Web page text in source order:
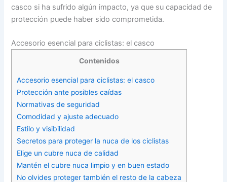
casco si ha sufrido algún impacto, ya que su capacidad de
protección puede haber sido comprometida.
Accesorio esencial para ciclistas: el casco
Contenidos
Accesorio esencial para ciclistas: el casco
Protección ante posibles caídas
Normativas de seguridad
Comodidad y ajuste adecuado
Estilo y visibilidad
Secretos para proteger la nuca de los ciclistas
Elige un cubre nuca de calidad
Mantén el cubre nuca limpio y en buen estado
No olvides proteger también el resto de la cabeza